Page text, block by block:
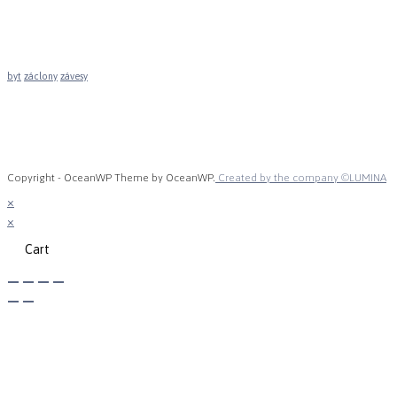
byt záclony závesy
Copyright - OceanWP Theme by OceanWP. Created by the company ©LUMINA
×
×
Cart